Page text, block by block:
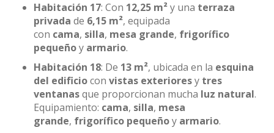
Habitación 17: Con 12,25 m²y una terraza
privada de 6,15 m², equipada
con cama, silla, mesa grande, frigorífico
pequeñoy armario.
Habitación 18: De 13 m², ubicada en la esquina
del edificiocon vistas exterioresy tres
ventanasque proporcionan mucha luz natural.
Equipamiento: cama, silla, mesa
grande, frigorífico pequeñoy armario.